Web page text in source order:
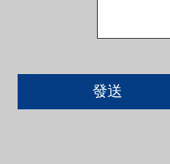
發送